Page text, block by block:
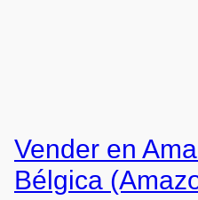
Vender en
Bélgica